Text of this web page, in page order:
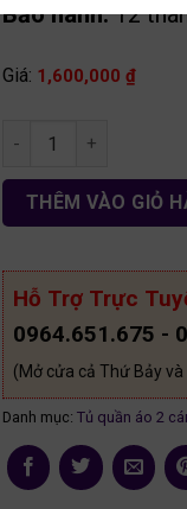
Bảo hành:12
Giá: 1,600,000 ₫
Tủ áo 2c nhựa 80p
THÊM VÀO GIỎ
Hỗ Trợ Trực
0964.651.675 -
(Mở cửa cả Thứ Bảy và
Danh mục: Tủ quần áo 2